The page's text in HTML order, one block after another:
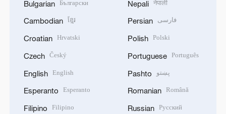
Bulgarian Български
Cambodian ខ្មែរ
Croatian Hrvatski
Czech Český
English English
Esperanto Esperanto
Filipino Filipino
Nepali नेपाली
Persian فارسی
Polish Polski
Portuguese Português
Pashto پښتو
Romanian Română
Russian Русский